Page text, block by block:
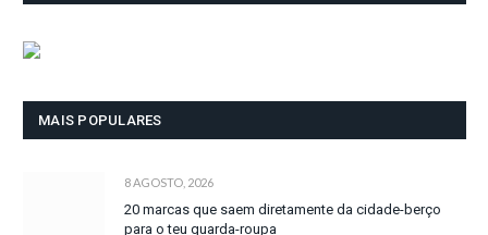
MAIS POPULARES
8 AGOSTO, 2026
20 marcas que saem diretamente da cidade-berço
para o teu guarda-roupa